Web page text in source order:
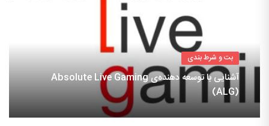
بت و شرط بندی
آشنایی با توسعه دهنده‌ی Absolute Live Gaming
(ALG)